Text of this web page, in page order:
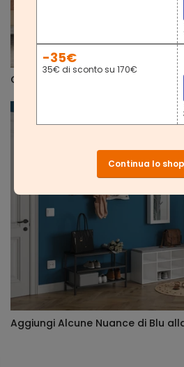
Glamour di tutti i giorni
Aggiungi Alcune Nuance di Blu
-35€
35€ di sconto su 170€
Continua lo